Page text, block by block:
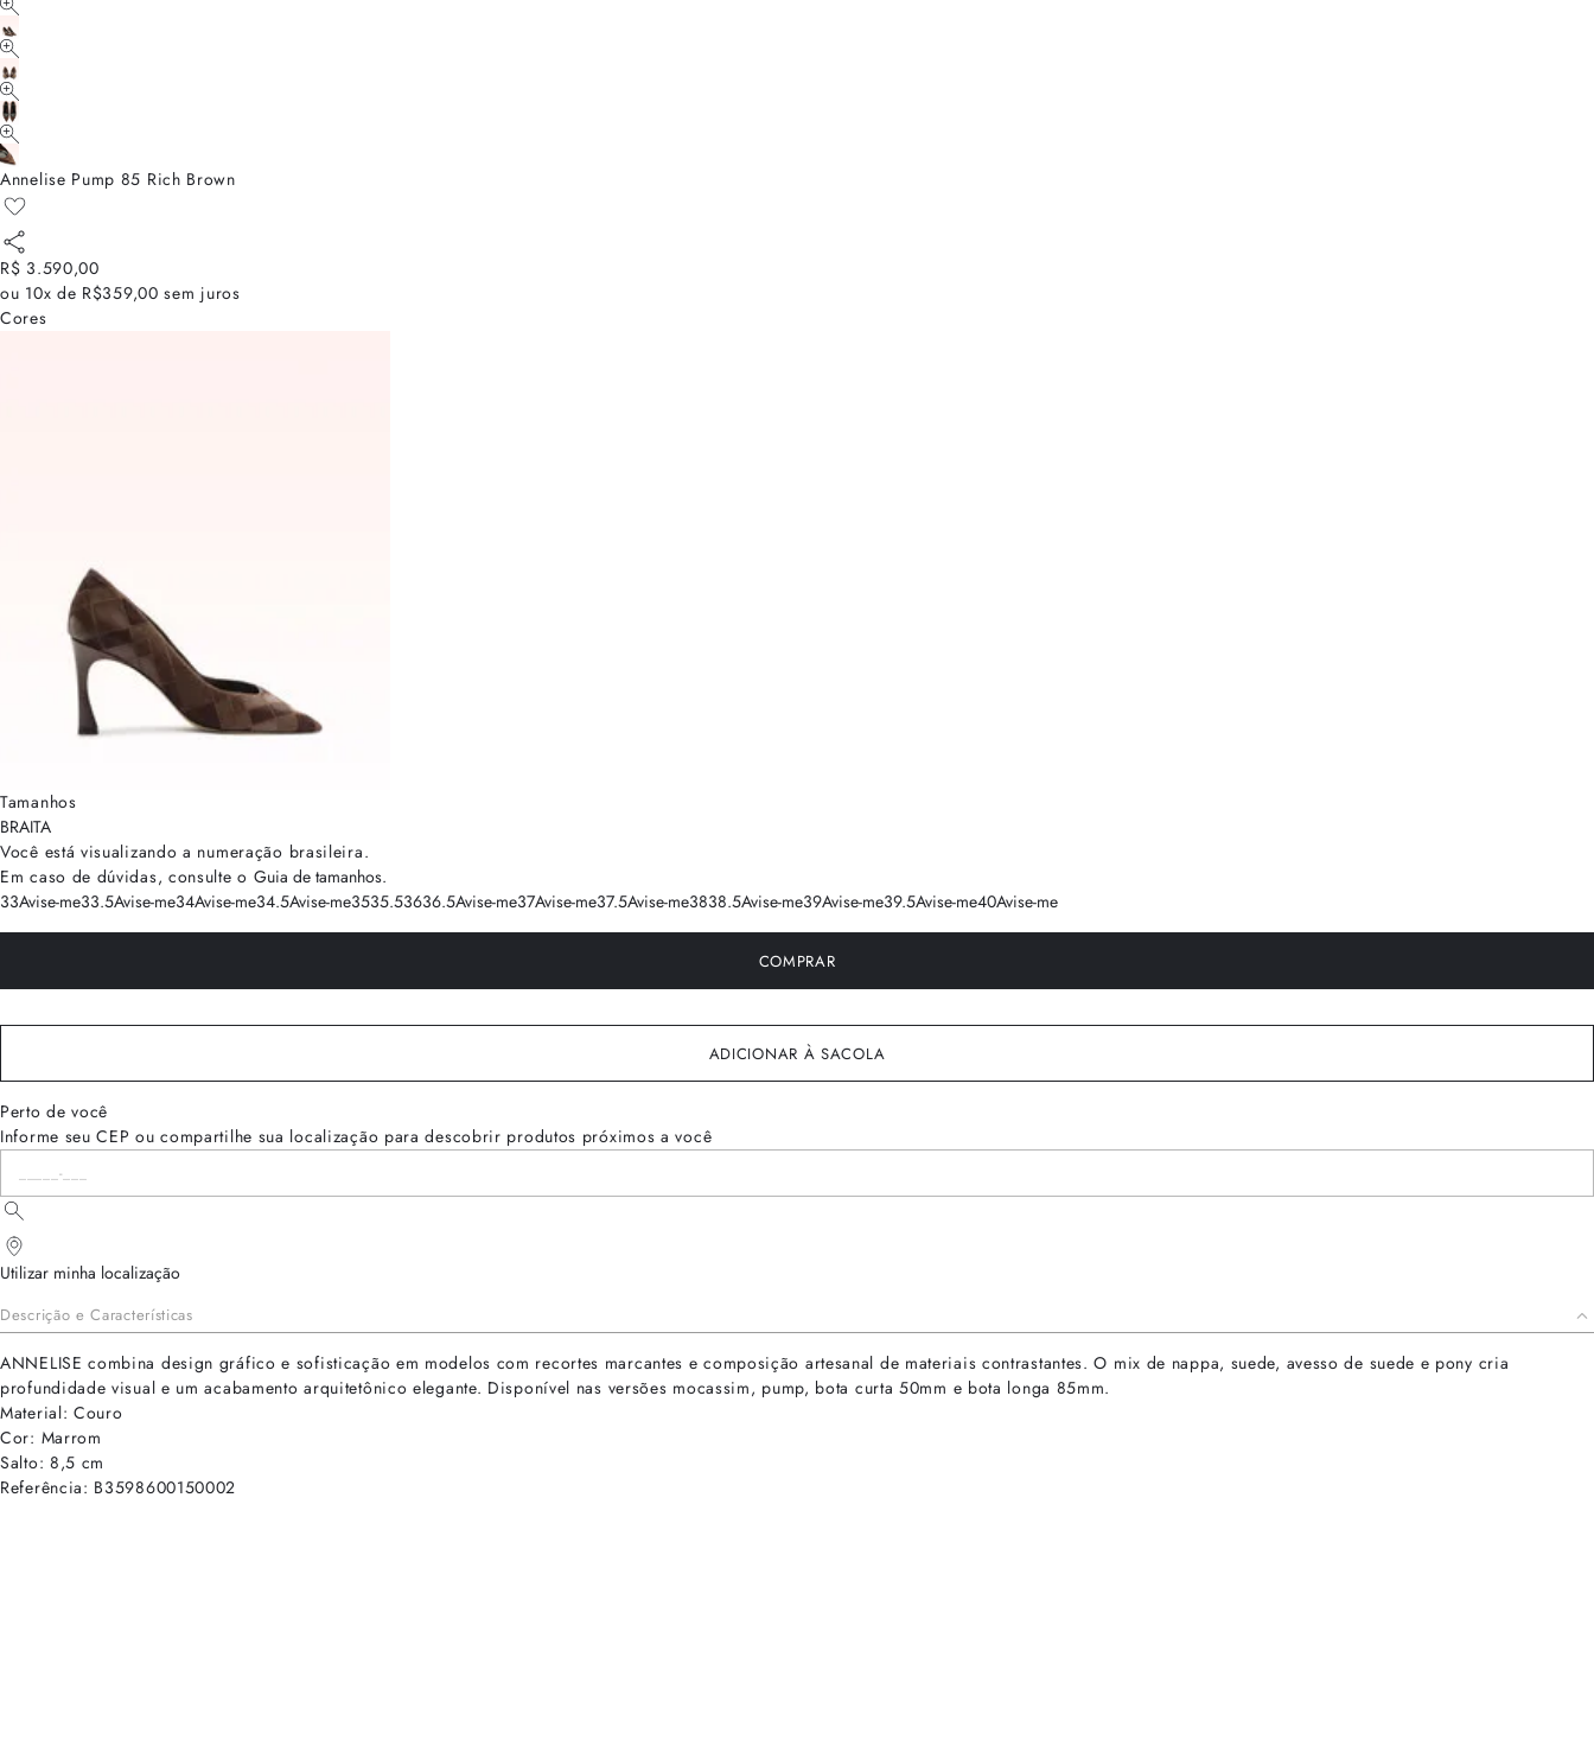
Annelise Pump 85 Rich Brown
R$ 3.590,00
ou 10x de R$359,00 sem juros
Cores
Tamanhos
BRAITA
Você está visualizando a numeração brasileira.
Em caso de dúvidas, consulte o Guia de tamanhos.
33Avise-me33.5Avise-me34Avise-me34.5Avise-me3535.53636.5Avise-me37Avise-me37.5Avise-me3838.5Avise-me39Avise-me39.5Avise-me40Avise-me
COMPRAR
ADICIONAR À SACOLA
Perto de você
Informe seu CEP ou compartilhe sua localização para descobrir produtos próximos a você
Utilizar minha localização
Descrição e Características
ANNELISE combina design gráfico e sofisticação em modelos com recortes marcantes e composição artesanal de materiais contrastantes. O mix de nappa, suede, avesso de suede e pony cria
profundidade visual e um acabamento arquitetônico elegante. Disponível nas versões mocassim, pump, bota curta 50mm e bota longa 85mm.
Material: Couro
Cor: Marrom
Salto: 8,5 cm
Referência: B3598600150002